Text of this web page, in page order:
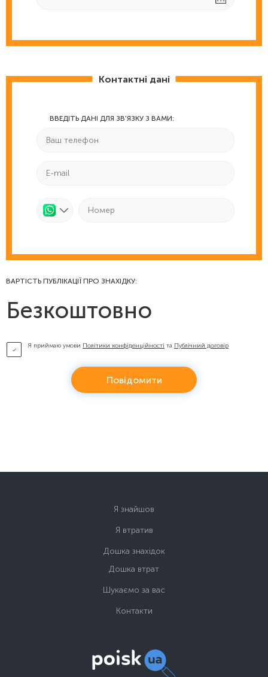
Контактні дані
ВВЕДІТЬ ДАНІ ДЛЯ ЗВ'ЯЗКУ З ВАМИ:
ВАРТІСТЬ ПУБЛІКАЦІЇ ПРО ЗНАХІДКУ:
Безкоштовно
Я приймаю умови Політики конфіденційності та Публічний договір
Повідомити
Я знайшов
Я втратив
Дошка знахідок
Дошка втрат
Шукаємо за вас
Контакти